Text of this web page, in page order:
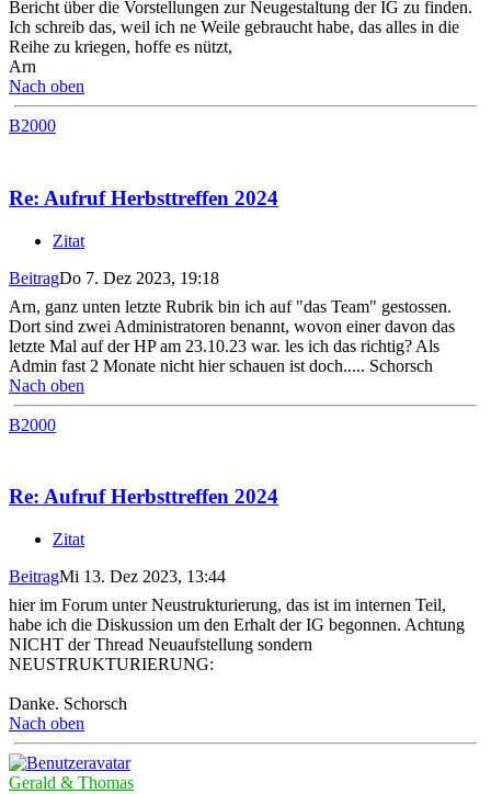
Bericht über die Vorstellungen zur Neugestaltung der IG zu finden.
Ich schreib das, weil ich ne Weile gebraucht habe, das alles in die
Reihe zu kriegen, hoffe es nützt,
Arn
Nach oben
B2000
Re: Aufruf Herbsttreffen 2024
Zitat
BeitragDo 7. Dez 2023, 19:18
Arn, ganz unten letzte Rubrik bin ich auf "das Team" gestossen.
Dort sind zwei Administratoren benannt, wovon einer davon das
letzte Mal auf der HP am 23.10.23 war. les ich das richtig? Als
Admin fast 2 Monate nicht hier schauen ist doch..... Schorsch
Nach oben
B2000
Re: Aufruf Herbsttreffen 2024
Zitat
BeitragMi 13. Dez 2023, 13:44
hier im Forum unter Neustrukturierung, das ist im internen Teil,
habe ich die Diskussion um den Erhalt der IG begonnen. Achtung
NICHT der Thread Neuaufstellung sondern
NEUSTRUKTURIERUNG:
Danke. Schorsch
Nach oben
Gerald & Thomas